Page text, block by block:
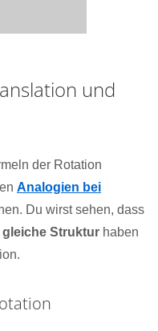
und
der Rotation
Analogien bei
Du wirst sehen, dass
gleiche Struktur haben